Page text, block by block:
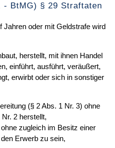
- BtMG) § 29 Straftaten
Jahren oder mit Geldstrafe wird
herstellt, mit ihnen Handel
einführt, ausführt, veräußert,
erwirbt oder sich in sonstiger
(§ 2 Abs. 1 Nr. 3) ohne
2 herstellt,
zugleich im Besitz einer
Erwerb zu sein,